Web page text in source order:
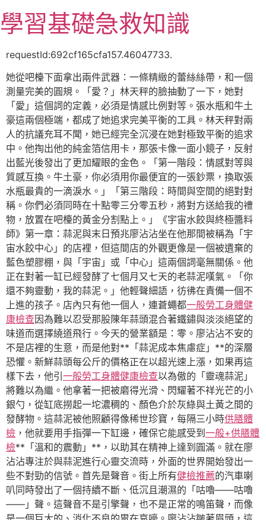
至
主
容
學習基礎急救知識
requestId:692cf165cfa157.46047733.
她從吧檯下面拿出兩件武器：一條精緻的蕾絲絲帶，和一個
測量完美的圓規。「愛？」林天秤的臉抽動了一下，她對
「愛」這個詞的定義，必須是情感比例對等。張水瓶和牛土
豪這兩個極端，都成了她追求完美平衡的工具。林天秤對兩
人的抗議充耳不聞，她已經完全沉浸在她對極致平衡的追求
中。他掏出他的純金箔信用卡，那張卡像一面小鏡子，反射
出藍光後發出了更加耀眼的金色。「第一階段：情感對等與
質感互換。牛土豪，你必須用你最便宜的一張鈔票，換取張
水瓶最貴的一滴淚水。」「第三階段：時間與空間的絕對對
稱。你們必須同時在十點零三分零五秒，將對方送給我的禮
物，放置在吧檯的黃金分割點上。」《宇宙水餃與終極醬料
師》第一章：蒜泥與末日預兆廖沾沾坐在他那間被稱為「宇
宙水餃中心」的店裡，但這間店的外觀更像是一個被遺棄的
藍色塑膠棚，與「宇宙」或「中心」這兩個詞毫無關係。他
正在對著一缸已經發酵了七個月又七天的老蒜泥嘆氣。「你
還不夠靈動，我的蒜泥。」他輕聲細語，彷彿在責備一個不
上進的孩子。店內只有他一個人，連蒼蠅都一般勞工身體健
康檢查因為難以忍受那股陳年蒜頭混合著鐵鏽與淡淡絕望的
味道而選擇繞道飛行。今天的營業額是：零。廖沾沾不安的
不是店裡的生意，而是他對**「蒜泥成本焦慮症」**的深層
恐懼。新鮮蒜頭每公斤的價格正在以超光速上漲，如果再這
樣下去，他引 一般勞工身體健康檢查以為傲的「靈魂蒜泥」
將難以為繼。他拿著一把被磨得光滑、閃耀著不祥光芒的小
銀勺，從缸底撈起一坨濃稠的、顏色介於灰綠與土黃之間的
發酵物。這蒜泥被他照顧得像稀世珍寶，每隔三小時供膳體
檢 ，他就要用手指彈一下缸邊，確保它能感受到 一般+供膳體
檢**「溫和的震動」**，以助其在精神上達到圓滿。就在廖
沾沾專注於與蒜泥進行心靈交流時，外面的世界開始發出一
些不對勁的信號。首先是聲音。街上所有健檢推薦的汽車喇
叭同時發出了一個持續不斷、低沉且潮濕的「咕嚕——咕嚕
——」聲。這聲音不是引擎聲，也不是正常的鳴笛聲，而像